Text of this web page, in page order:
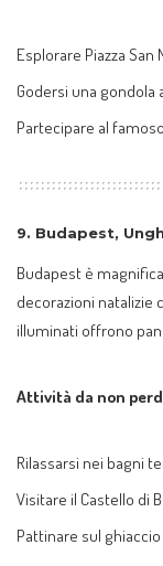
Esplorare Piazza San
Godersi una gondola
Partecipare al
9. Budapest,
Budapest è
decorazioni natalizie
illuminati offrono
Attività da non
Rilassarsi nei bagni
Visitare il Castello di
Pattinare sul